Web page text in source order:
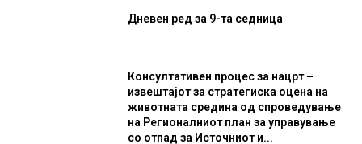
Дневен ред за 9-та седница
Консултативен процес за нацрт –
извештајот за стратегиска оцена на
животната средина од спроведување
на Регионалниот план за управување
со отпад за Источниот и...